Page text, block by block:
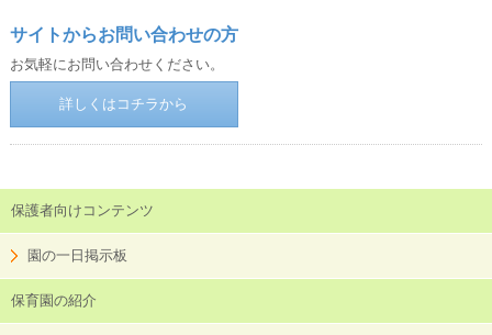
サイトからお問い合わせの方
お気軽にお問い合わせください。
詳しくはコチラから
保護者向けコンテンツ
園の一日掲示板
保育園の紹介